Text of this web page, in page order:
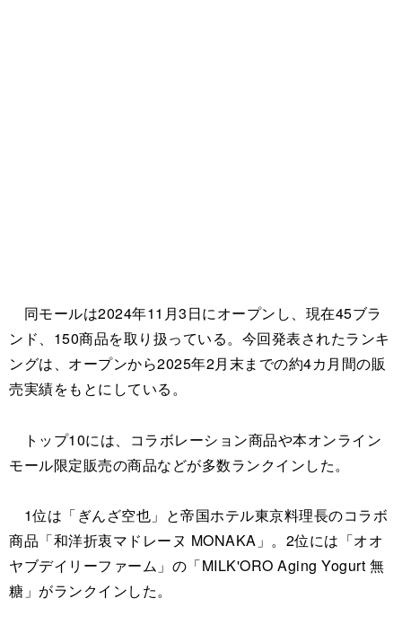
同モールは2024年11月3日にオープンし、現在45ブラ
ンド、150商品を取り扱っている。今回発表されたランキ
ングは、オープンから2025年2月末までの約4カ月間の販
売実績をもとにしている。
トップ10には、コラボレーション商品や本オンライン
モール限定販売の商品などが多数ランクインした。
1位は「ぎんざ空也」と帝国ホテル東京料理長のコラボ
商品「和洋折衷マドレーヌ MONAKA」。2位には「オオ
ヤブデイリーファーム」の「MILK'ORO Aging Yogurt 無
糖」がランクインした。